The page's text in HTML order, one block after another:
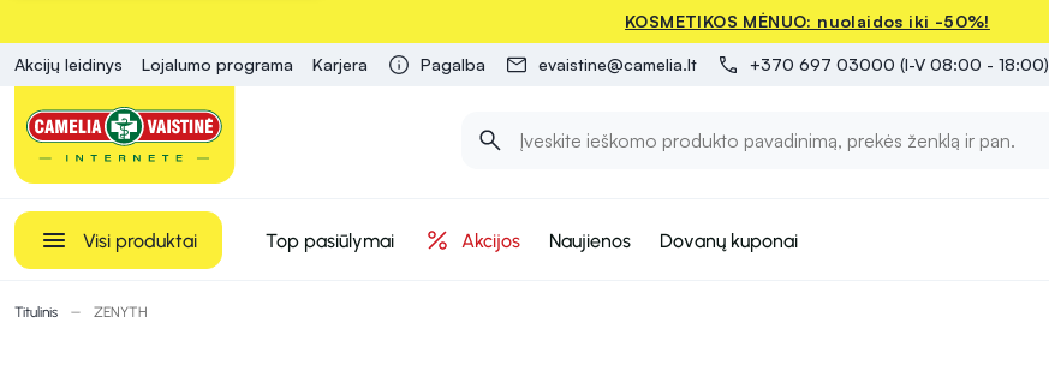
KOSMETIKOS MĖNUO: nuolaidos iki -50%!
Akcijų leidinys Lojalumo programa Karjera Pagalba evaistine@camelia.lt +370 697 03000 (I-V 08:00 - 18:00)
Visi produktai Top pasiūlymai Akcijos Naujienos Dovanų kuponai
Titulinis ZENYTH